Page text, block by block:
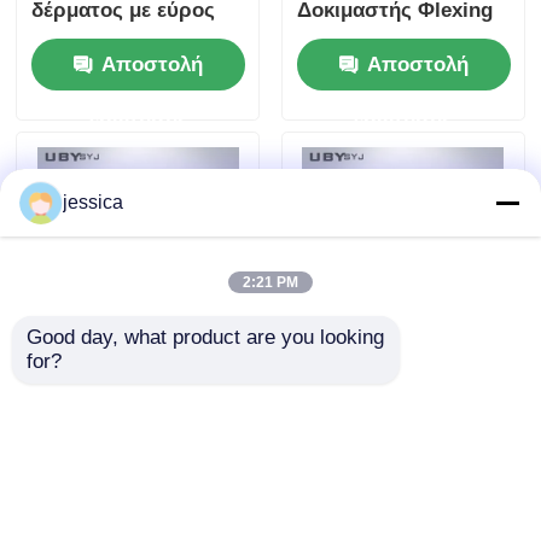
δέρματος με εύρος
δύναμης 0~1000N
Φ6,35mm Steel Ball
και ±1% Force
διάτασης κόκκων
δέρματος
Αποστολή
Δοκιμαστής Φlexing
Δέρματος με
6,12,24Συγκεντρώνει
θέση δοκιμής και
κάμψης για 70 ± 5 x
45 ± 5 mm
Αποστολή
jessica
2:21 PM
Good day, what product are you looking
for?